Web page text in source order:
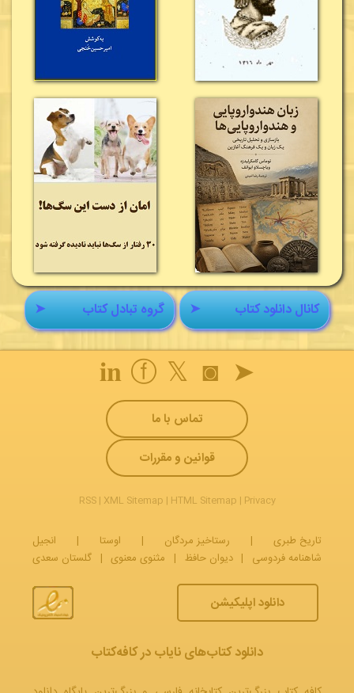
➤ گروه تبادل کتاب ➤ کانال دانلود کتاب
➤
◙
𝕏
ⓕ
𝐢𝐧
تماس با ما
قوانین و مقررات
RSS| XML Sitemap | HTML Sitemap | Privacy
تاریخ طبری | رستاخیز مردگان | اوستا |
انجیل
شاهنامه فردوسی | دیوان حافظ | مثنوی معنوی | گلستان سعدی
دانلود اپلیکیشن
دانلود کتاب‌های نایاب در کافه‌کتاب